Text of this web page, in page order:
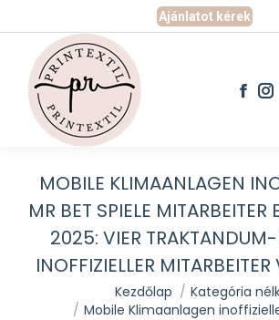
Ajánlatot kérek
new
MOBILE KLIMAANLAGEN
MR BET SPIELE MITARBEITER
2025: VIER
INOFFIZIELLER
You are here:Kezdőlap
Kategória
Mobile Klimaanlagen